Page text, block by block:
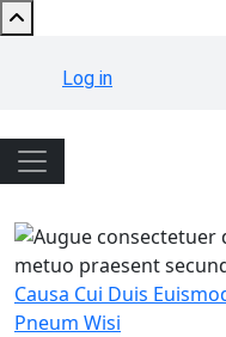
Skip to main content
User account
Log in
Main navigation
Causa Cui Duis
Pneum Wisi